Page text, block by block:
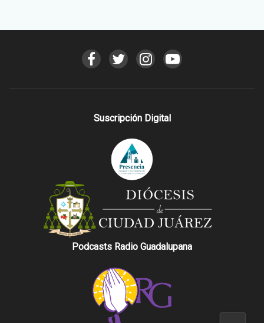
Suscripción Digital
Podcasts Radio Guadalupana